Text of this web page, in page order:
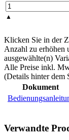
▲
Klicken Sie in der
Anzahl zu erhöhen
ausgewählte(n)
Alle Preise inkl.
(Details hinter dem
Dokument
Verwandte